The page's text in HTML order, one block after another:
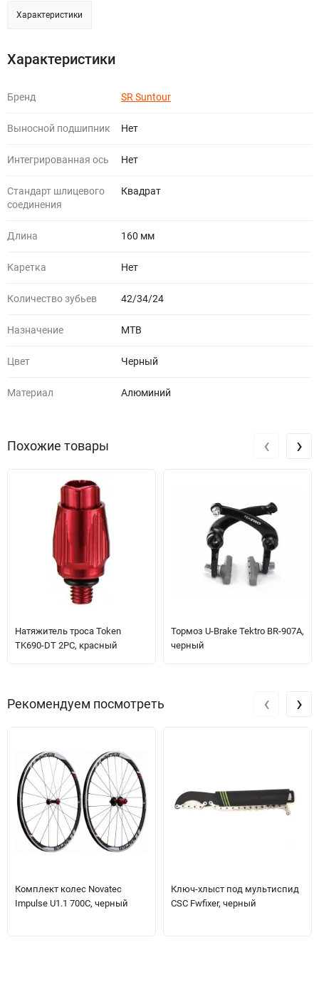
Характеристики
Характеристики
Бренд SR Suntour
Выносной подшипник Нет
Интегрированная ось Нет
Стандарт шлицевого
соединения
Квадрат
Длина 160 мм
Каретка Нет
Количество зубьев 42/34/24
Назначение МТВ
Цвет Черный
Материал Алюминий
Похожие товары
Натяжитель троса Token
TK690-DT 2PC, красный
Тормоз U-Brake Tektro BR-907A,
черный
‹ ›
Рекомендуем посмотреть
Комплект колес Novatec
Impulse U1.1 700C, черный
Ключ-хлыст под мультиспид
CSC Fwfixer, черный
‹ ›